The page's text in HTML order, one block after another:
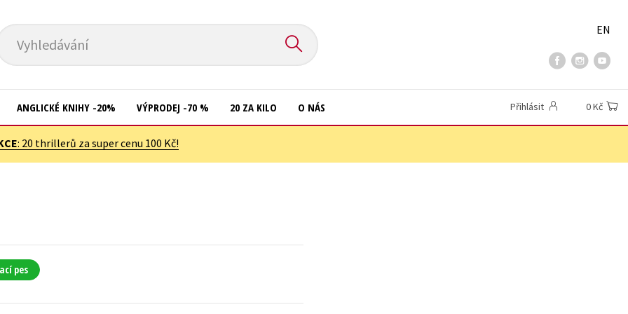
Vyhledávání
EN
Komiks
ANGLICKÉ KNIHY -20% VÝPRODEJ -70 % 20 ZA KILO O NÁS Přihlásit 0 Kč
: 20 thrillerů za super cenu 100 Kč!
pes